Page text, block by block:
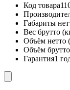
Код товара
Габариты
Вес брутто
Объём нетто
Объём
Гарантия1